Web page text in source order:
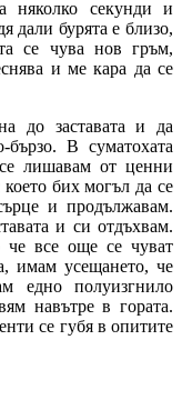
няколко секунди и
дали бурята е близо,
се чува нов гръм,
и ме кара да се
до заставата и да
В суматохата
лишавам от ценни
бих могъл да се
и продължавам.
и си отдъхвам.
все още се чуват
имам усещането, че
едно полуизгнило
навътре в гората.
се губя в опитите